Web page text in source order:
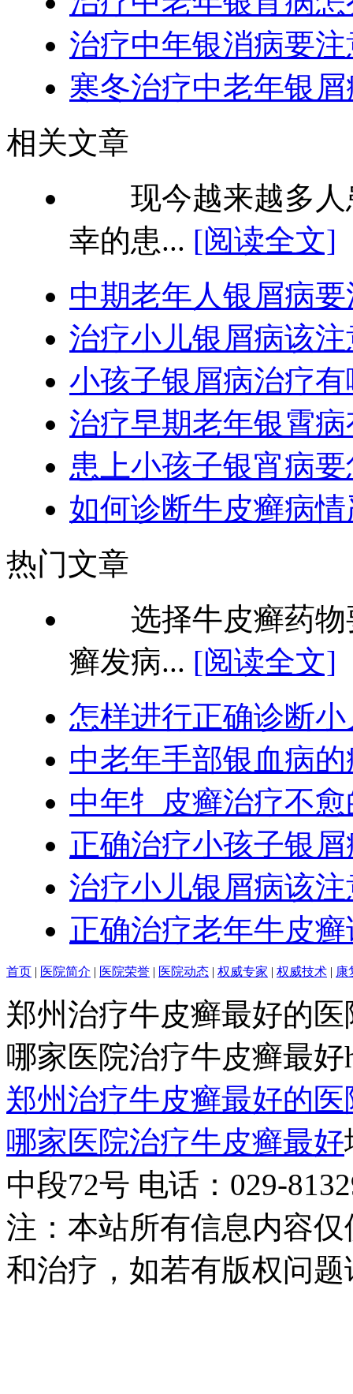
治疗中年银消病要
寒冬治疗中老年银
相关文章
现今越来越多人
幸的患... [阅读全文]
中期老年人银屑病
治疗小儿银屑病该
小孩子银屑病治疗
治疗早期老年银霄
患上小孩子银宵病
如何诊断牛皮癣病
热门文章
选择牛皮癣药物
癣发病... [阅读全文]
怎样进行正确诊断
中老年手部银血病
中年牜皮癣治疗不
正确治疗小孩子银
治疗小儿银屑病该
正确治疗老年牛皮
首页 | 医院简介 | 医院荣誉 | 医院动态 | 权威专家 | 权威技术 | 康
郑州治疗牛皮癣最好的
哪家医院治疗牛皮癣最好
郑州治疗牛皮癣最好的
哪家医院治疗牛皮癣最好
中段72号 电话：029-
注：本站所有信息内容
和治疗，如若有版权问